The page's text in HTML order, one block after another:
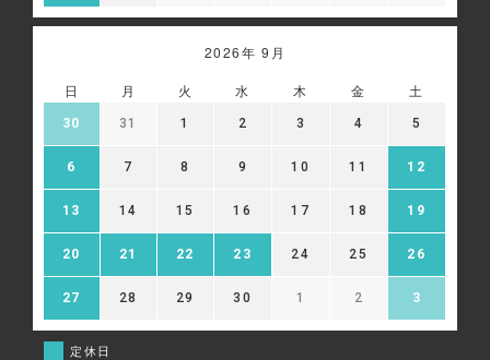
2026年 9月
日 月 火 水 木 金 土
30 31 1 2 3 4 5
6 7 8 9 10 11 12
13 14 15 16 17 18 19
20 21 22 23 24 25 26
27 28 29 30 1 2 3
定休日